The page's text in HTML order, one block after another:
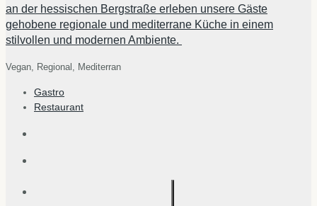
an der hessischen Bergstraße erleben unsere Gäste
gehobene regionale und mediterrane Küche in einem
stilvollen und modernen Ambiente.
Vegan, Regional, Mediterran
Gastro
Restaurant